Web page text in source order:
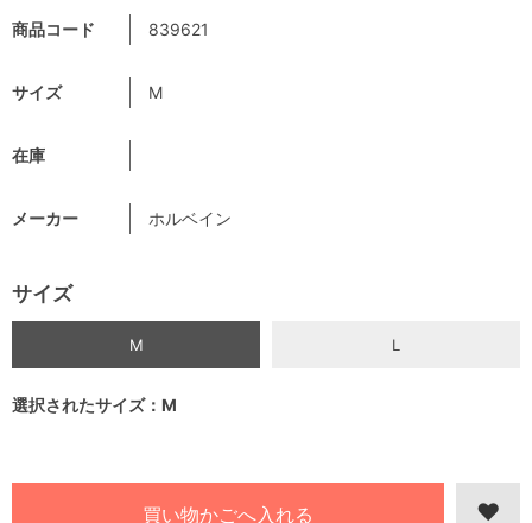
商品コード 839621
サイズ M
在庫
メーカー ホルベイン
サイズ
M L
選択されたサイズ：M